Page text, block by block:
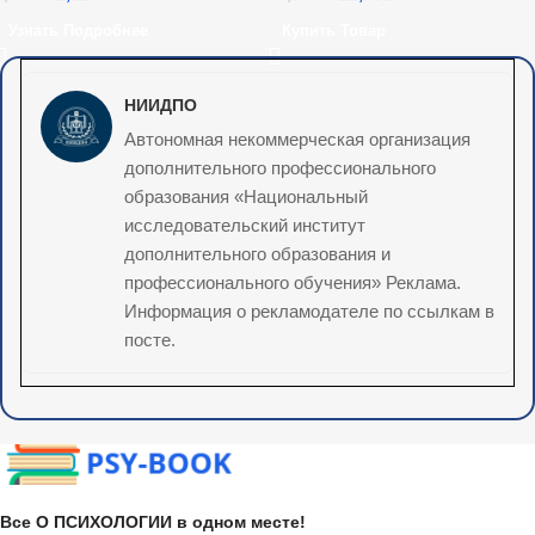
НИИДПО
Автономная некоммерческая организация
дополнительного профессионального
образования «Национальный
исследовательский институт
дополнительного образования и
профессионального обучения» Реклама.
Информация о рекламодателе по ссылкам в
посте.
Все О ПСИХОЛОГИИ в одном месте!